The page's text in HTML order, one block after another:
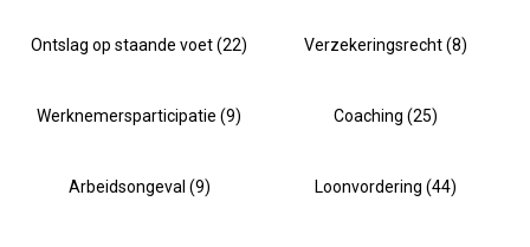
Ontslag op staande voet (22) Verzekeringsrecht (8)
Werknemersparticipatie (9) Coaching (25)
Arbeidsongeval (9) Loonvordering (44)